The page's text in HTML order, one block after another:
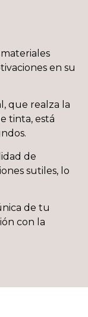
en su
que realza la
tinta, está
de
sutiles, lo
de tu
con la